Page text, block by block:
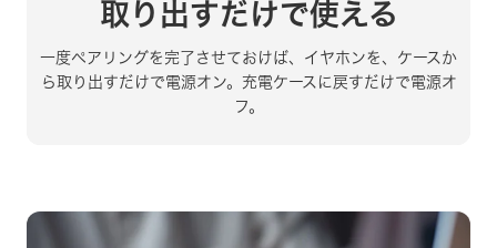
取り出すだけで使える
一度ペアリングを完了させておけば、 イヤホンを、ケースか
ら取り出すだけで電源オン。 充電ケースに戻すだけで電源オ
フ。